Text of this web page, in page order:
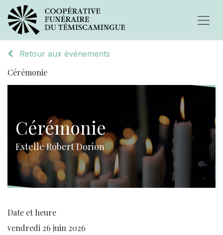
Retour aux événements
Cérémonie
Cérémonie
Estelle Robert Dorion
Date et heure
vendredi 26 juin 2026